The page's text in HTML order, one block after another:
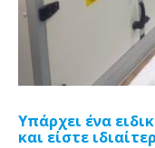
Υπάρχει ένα
και είστε